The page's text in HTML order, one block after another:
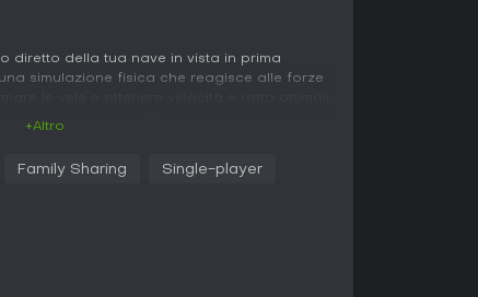
diretto della tua nave in vista in prima
simulazione fisica che reagisce alle forze
simula allagamenti progressivi ed effetti di
come il fast travel, privilegia un ritmo
+Altro
Family Sharing Single-player